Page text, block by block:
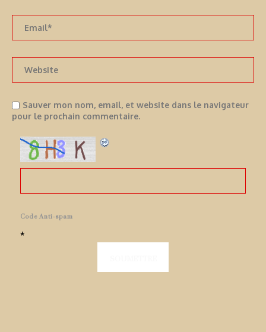
Sauver mon nom, email, et website dans le navigateur
pour le prochain commentaire.
Code Anti-spam
*